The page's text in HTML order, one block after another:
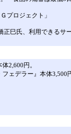
プロジェクト」
巳氏、利用できるサ
2,600円。
ェデラー』本体3,500